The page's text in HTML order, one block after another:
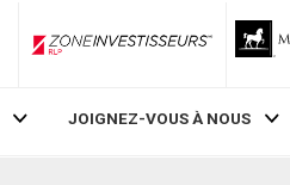
ZoneInvestisseurs RLP
JOIGNEZ-VOUS À NOUS